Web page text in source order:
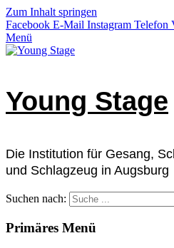
Zum Inhalt springen
Facebook E-Mail Instagram Telefon
Menü
Young Stage
Die Institution für Gesang,
und Schlagzeug in Augsburg
Suchen nach:
Primäres Menü